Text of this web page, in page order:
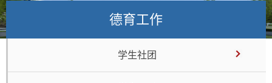
德育工作
学生社团